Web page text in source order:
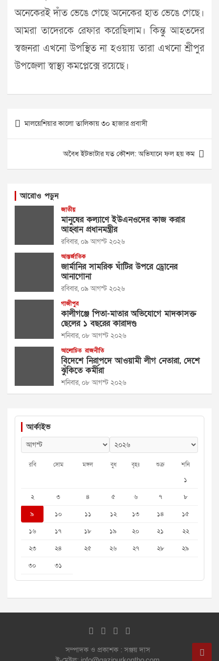
অনেকেরই দাঁত ভেঙে গেছে অনেকের হাত ভেঙে গেছে।
আমরা তাদেরকে রেফার করেছিলাম। কিন্তু আহতদের
স্বজনরা এখনো উপস্থিত না হওয়ায় তারা এখনো শ্রীপুর
উপজেলা স্বাস্থ্য কমপ্লেক্সে রয়েছে।
Post
navigation
মালয়েশিয়ার কালো তালিকায় ৩০ হাজার প্রবাসী
অবৈধ ইটভাটার যত কৌশল: অভিযানে ফল হয় কম
আরোও পড়ুন
জাতীয়
মানুষের কল্যাণে ইউএনওদের কাজ করার
আহ্বান প্রধানমন্ত্রীর
রবিবার, ০৯ আগস্ট ২০২৬
আন্তর্জাতিক
জার্মানির সামরিক ঘাঁটির উপরে ড্রোনের
আনাগোনা
রবিবার, ০৯ আগস্ট ২০২৬
গাজীপুর
কালীগঞ্জে পিতা-মাতার অভিযোগে মাদকাসক্ত
ছেলের ১ বছরের কারাদণ্ড
শনিবার, ০৮ আগস্ট ২০২৬
আলোচিত রাজনীতি
বিদেশে নিরাপদে আওয়ামী লীগ নেতারা, দেশে
ঝুঁকিতে কর্মীরা
শনিবার, ০৮ আগস্ট ২০২৬
আর্কাইভ
রবি সোম মঙ্গল বুধ বৃহঃ শুক্র শনি
১
২
৩ ৪ ৫ ৬ ৭
৮
৯
১০ ১১ ১২ ১৩ ১৪
১৫
১৬
১৭ ১৮ ১৯ ২০ ২১
২২
২৩
২৪ ২৫ ২৬ ২৭ ২৮
২৯
৩০
৩১
সম্পাদক ও প্রকাশক : সঞ্জয় দাস